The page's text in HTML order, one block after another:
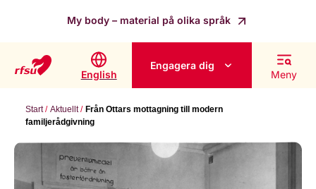
My body – material på olika språk
English
Engagera dig
Meny
Start Aktuellt
Från Ottars mottagning till modern
familjerådgivning